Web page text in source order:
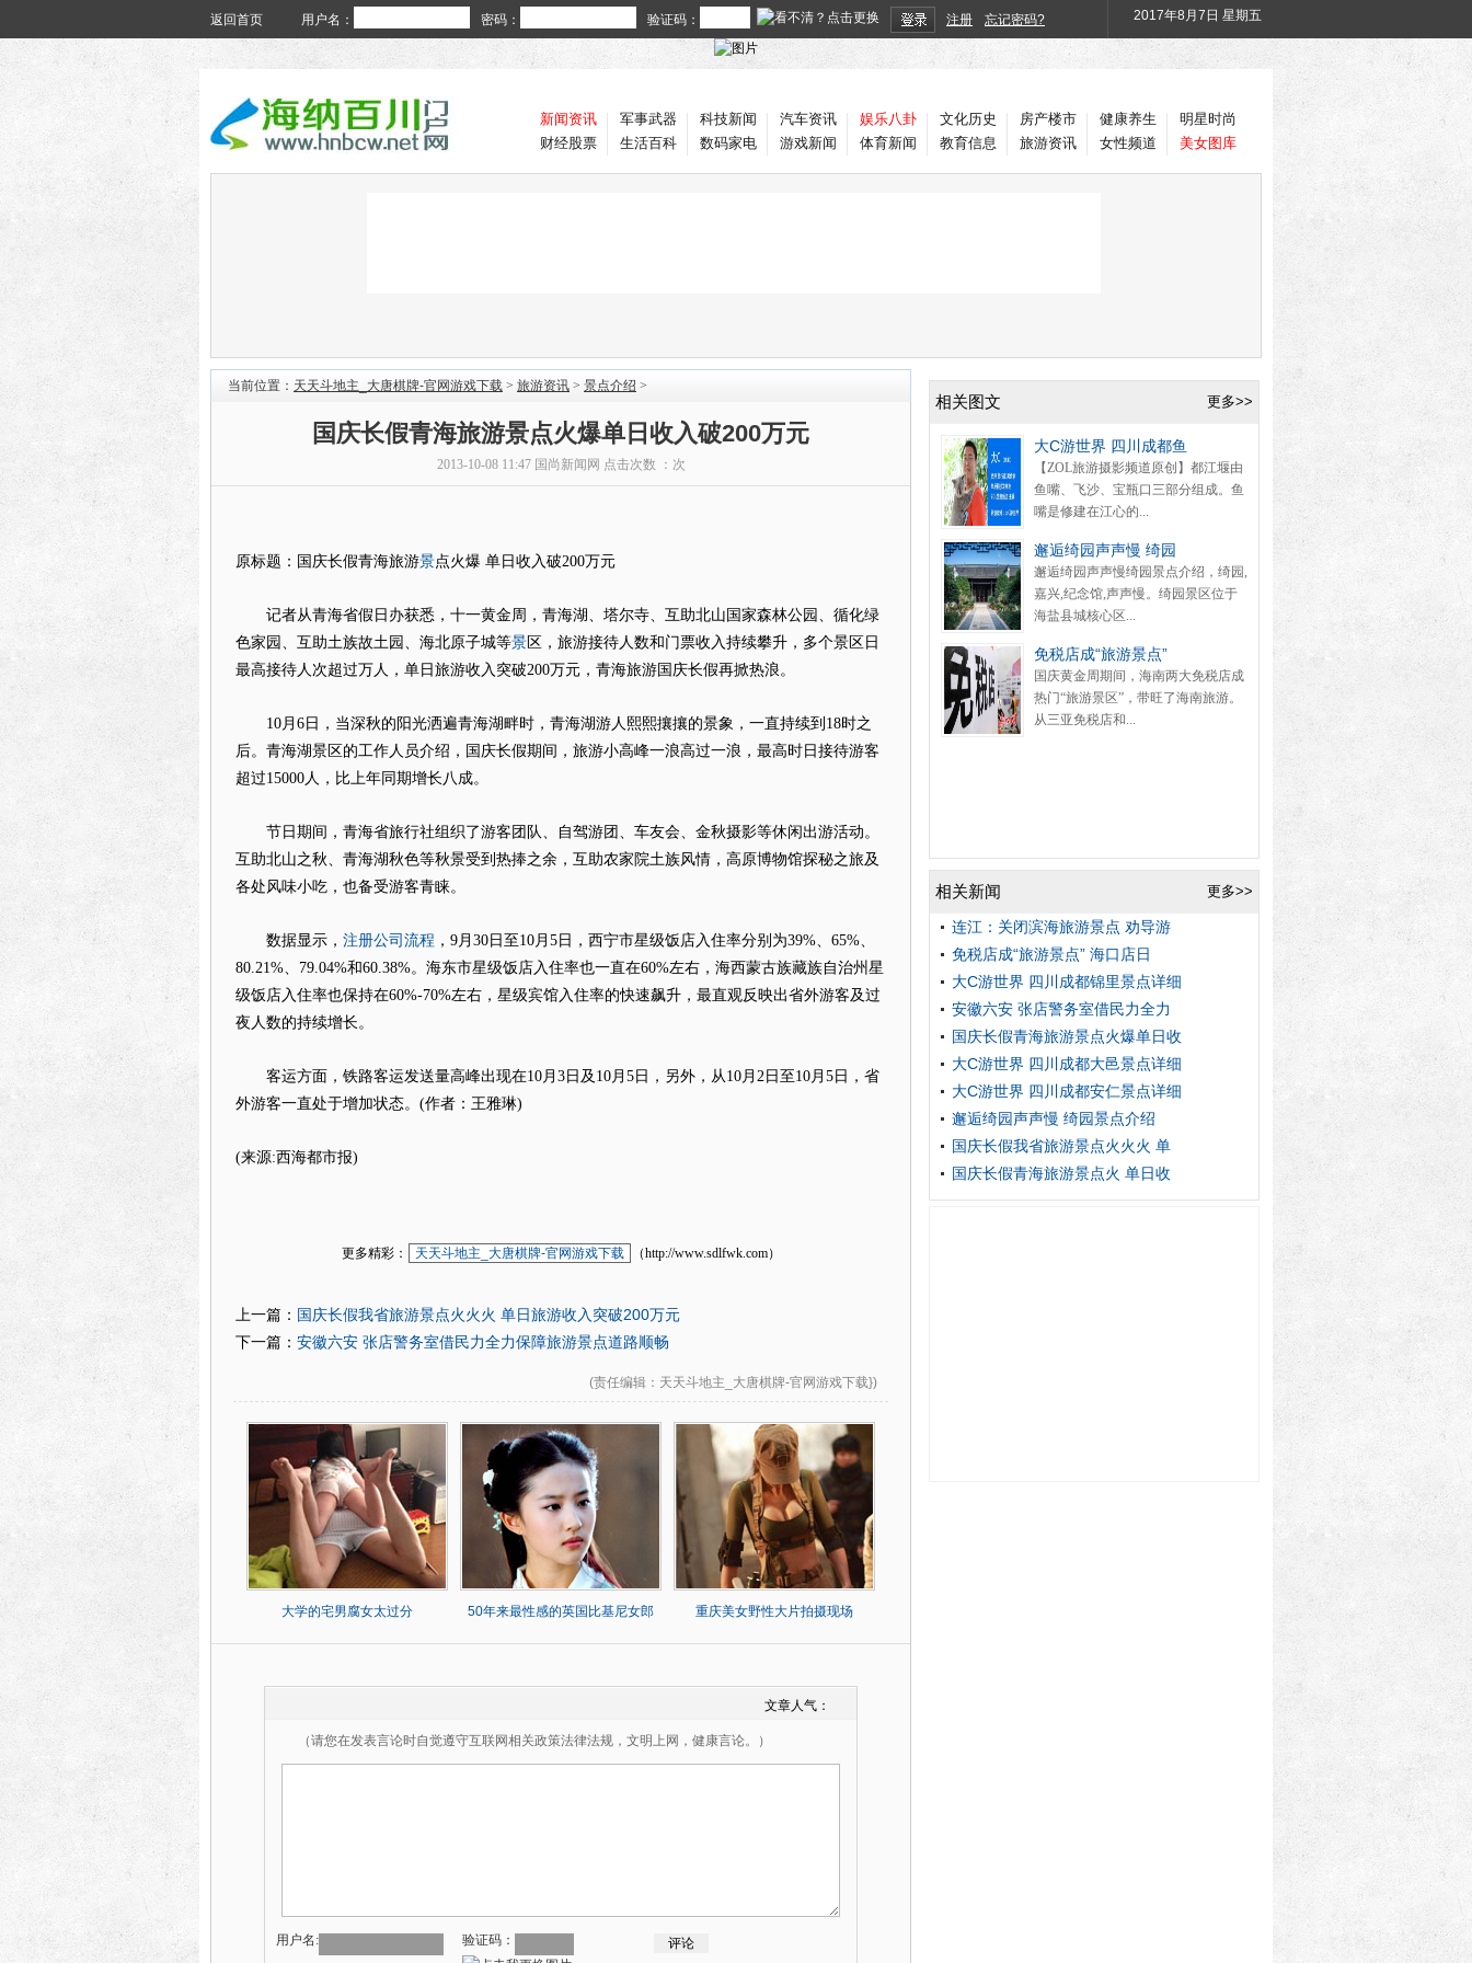
返回首页 用户名： 密码： 验证码： 注册 忘记密码? 2017年8月7日 星期五
新闻资讯
财经股票
军事武器
生活百科
科技新闻
数码家电
汽车资讯
游戏新闻
娱乐八卦
体育新闻
文化历史
教育信息
房产楼市
旅游资讯
健康养生
女性频道
明星时尚
美女图库
当前位置： 天天斗地主_大唐棋牌-官网游戏下载 > 旅游资讯 > 景点介绍 >
国庆长假青海旅游景点火爆单日收入破200万元
2013-10-08 11:47 国尚新闻网 点击次数 ： 次
原标题：国庆长假青海旅游景点火爆 单日收入破200万元
记者从青海省假日办获悉，十一黄金周，青海湖、塔尔寺、互助北山国家森林公园、循化绿
色家园、互助土族故土园、海北原子城等景区，旅游接待人数和门票收入持续攀升，多个景区日
最高接待人次超过万人，单日旅游收入突破200万元，青海旅游国庆长假再掀热浪。
10月6日，当深秋的阳光洒遍青海湖畔时，青海湖游人熙熙攘攘的景象，一直持续到18时之
后。青海湖景区的工作人员介绍，国庆长假期间，旅游小高峰一浪高过一浪，最高时日接待游客
超过15000人，比上年同期增长八成。
节日期间，青海省旅行社组织了游客团队、自驾游团、车友会、金秋摄影等休闲出游活动。
互助北山之秋、青海湖秋色等秋景受到热捧之余，互助农家院土族风情，高原博物馆探秘之旅及
各处风味小吃，也备受游客青睐。
数据显示， 注册公司流程 ，9月30日至10月5日，西宁市星级饭店入住率分别为39%、65%、
80.21%、79.04%和60.38%。海东市星级饭店入住率也一直在60%左右，海西蒙古族藏族自治州星
级饭店入住率也保持在60%-70%左右，星级宾馆入住率的快速飙升，最直观反映出省外游客及过
夜人数的持续增长。
客运方面，铁路客运发送量高峰出现在10月3日及10月5日，另外，从10月2日至10月5日，省
外游客一直处于增加状态。(作者：王雅琳)
(来源:西海都市报)
更多精彩： 天天斗地主_大唐棋牌-官网游戏下载 （http://www.sdlfwk.com）
上一篇： 国庆长假我省旅游景点火火火 单日旅游收入突破200万元
下一篇： 安徽六安 张店警务室借民力全力保障旅游景点道路顺畅
(责任编辑 ：天天斗地主_大唐棋牌-官网游戏下载})
大学的宅男腐女太过分 50年来最性感的英国比基尼女郎 重庆美女野性大片拍摄现场
文章人气：
（请您在发表言论时自觉遵守互联网相关政策法律法规，文明上网，健康言论。）
用户名: 验证码：
更多>>
相关图文
大C游世界 四川成都鱼
【ZOL旅游摄影频道原创】都江堰由
鱼嘴、飞沙、宝瓶口三部分组成。鱼
嘴是修建在江心的...
邂逅绮园声声慢 绮园
邂逅绮园声声慢绮园景点介绍，绮园,
嘉兴,纪念馆,声声慢。绮园景区位于
海盐县城核心区...
免税店成“旅游景点”
国庆黄金周期间，海南两大免税店成
热门“旅游景区”，带旺了海南旅游。
从三亚免税店和...
更多>>
相关新闻
连江：关闭滨海旅游景点 劝导游
免税店成“旅游景点” 海口店日
大C游世界 四川成都锦里景点详细
安徽六安 张店警务室借民力全力
国庆长假青海旅游景点火爆单日收
大C游世界 四川成都大邑景点详细
大C游世界 四川成都安仁景点详细
邂逅绮园声声慢 绮园景点介绍
国庆长假我省旅游景点火火火 单
国庆长假青海旅游景点火 单日收